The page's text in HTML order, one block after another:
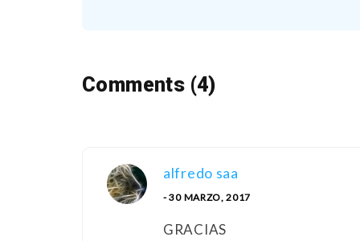
Comments (4)
alfredo saa
- 30 MARZO, 2017
GRACIAS